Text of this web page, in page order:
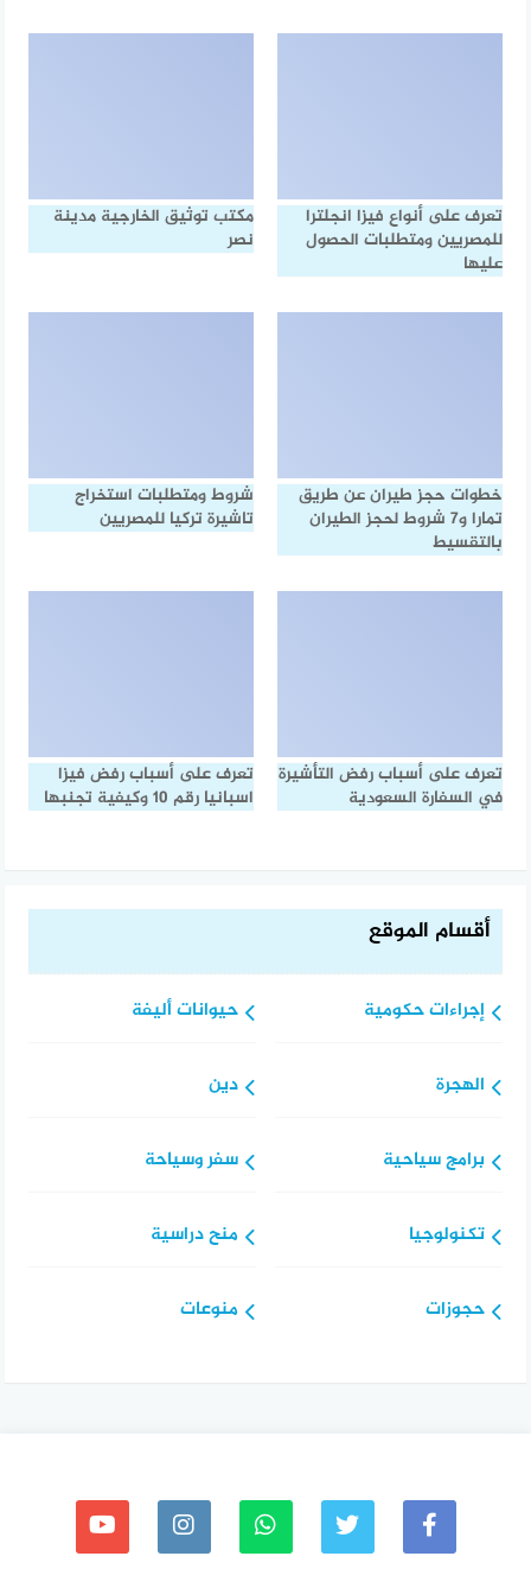
تعرف على أنواع فيزا انجلترا
للمصريين ومتطلبات الحصول
عليها
مكتب توثيق الخارجية مدينة
نصر
خطوات حجز طيران عن طريق
تمارا و7 شروط لحجز الطيران
بالتقسيط
شروط ومتطلبات استخراج
تاشيرة تركيا للمصريين
تعرف على أسباب رفض التأشيرة
في السفارة السعودية
تعرف على أسباب رفض فيزا
اسبانيا رقم 10 وكيفية تجنبها
أقسام الموقع
إجراءات حكومية
الهجرة
برامج سياحية
تكنولوجيا
حجوزات
حيوانات أليفة
دين
سفر وسياحة
منح دراسية
منوعات